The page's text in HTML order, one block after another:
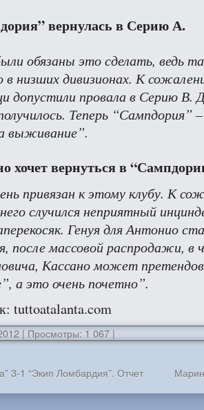
вернулась в Серию А.
обязаны это сделать, ведь
в низших дивизионах. К
допустили провала в Серию В.
Теперь “Сампдория”
выживание”.
хочет вернуться в
привязан к этому клубу. К
случился неприятный
Генуя для Антонио
после массовой распродажи, в
Кассано может
а это очень почетно”.
tuttoatalanta.com
| Просмотры: 1 067|
3-1 “Экип Ломбардия”. Отчет